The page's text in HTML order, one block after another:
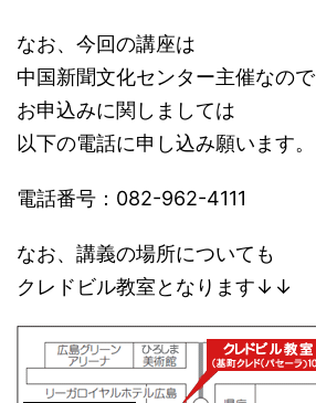
なお、今回の講座は
中国新聞文化センター主催なので
お申込みに関しましては
以下の電話に申し込み願います。
電話番号：082-962-4111
なお、講義の場所についても
クレドビル教室となります↓↓